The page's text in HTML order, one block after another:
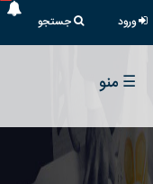
ورود جستجو
☰ منو